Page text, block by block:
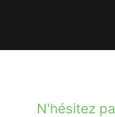
N'hésitez